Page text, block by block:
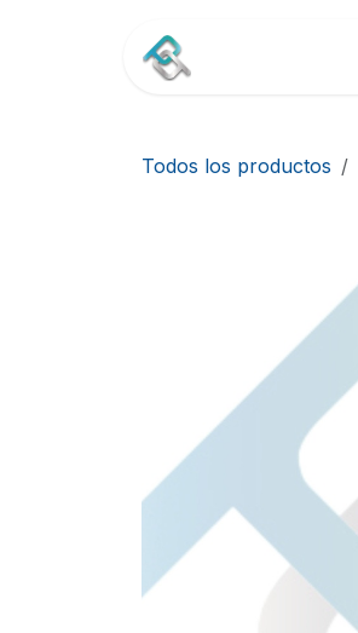
Todos los productos